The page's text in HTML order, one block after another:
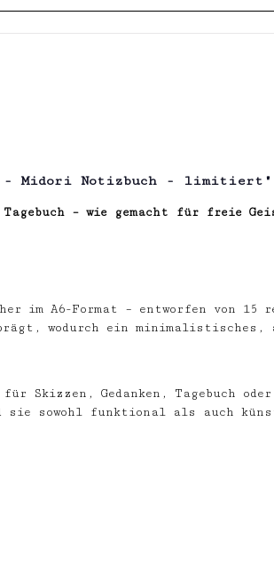
- Midori Notizbuch - limitiert"
– wie gemacht für freie
im A6-Format – entworfen von 15
wodurch ein minimalistisches,
Skizzen, Gedanken, Tagebuch
sie sowohl funktional als auch